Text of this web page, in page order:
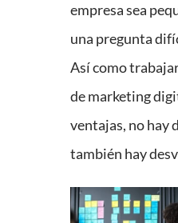
empresa sea
una pregunta
Así como
de marketing
ventajas, no hay
también hay